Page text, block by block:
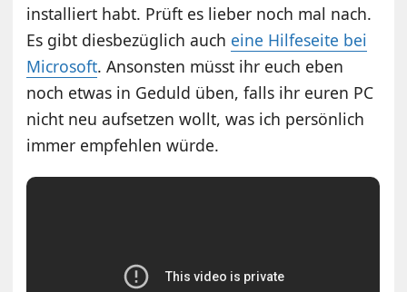
installiert habt. Prüft es lieber noch mal nach.
Es gibt diesbezüglich auch eine Hilfeseite bei
Microsoft. Ansonsten müsst ihr euch eben
noch etwas in Geduld üben, falls ihr euren PC
nicht neu aufsetzen wollt, was ich persönlich
immer empfehlen würde.